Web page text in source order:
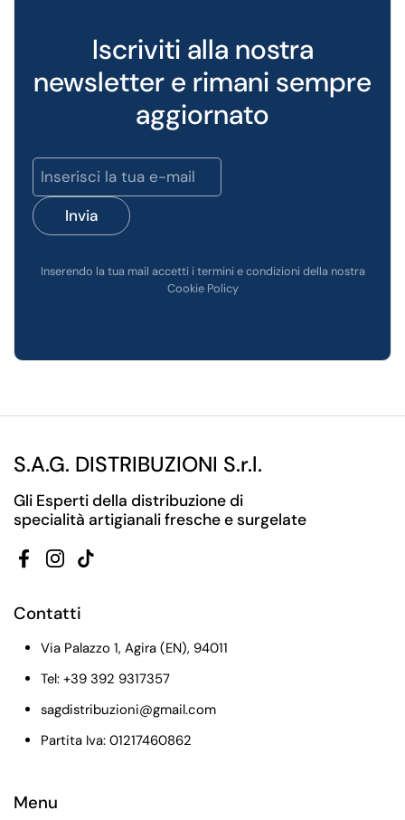
Iscriviti alla nostra
newsletter e rimani sempre
aggiornato
Invia
Inserendo la tua mail accetti i termini e condizioni della nostra
Cookie Policy
S.A.G. DISTRIBUZIONI S.r.l.
Gli Esperti della distribuzione di
specialità artigianali fresche e surgelate
Facebook
Instagram
TikTok
Contatti
Via Palazzo 1, Agira (EN), 94011
Tel: +39 392 9317357
sagdistribuzioni@gmail.com
Partita Iva: 01217460862
Menu